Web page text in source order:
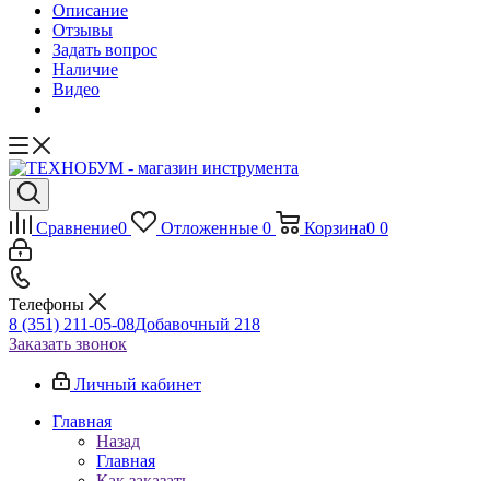
Описание
Отзывы
Задать вопрос
Наличие
Видео
Сравнение0 Отложенные 0 Корзина0 0
Телефоны
8 (351) 211-05-08Добавочный 218
Заказать звонок
Личный кабинет
Главная
Назад
Главная